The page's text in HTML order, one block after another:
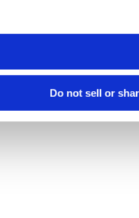
Do not sell or